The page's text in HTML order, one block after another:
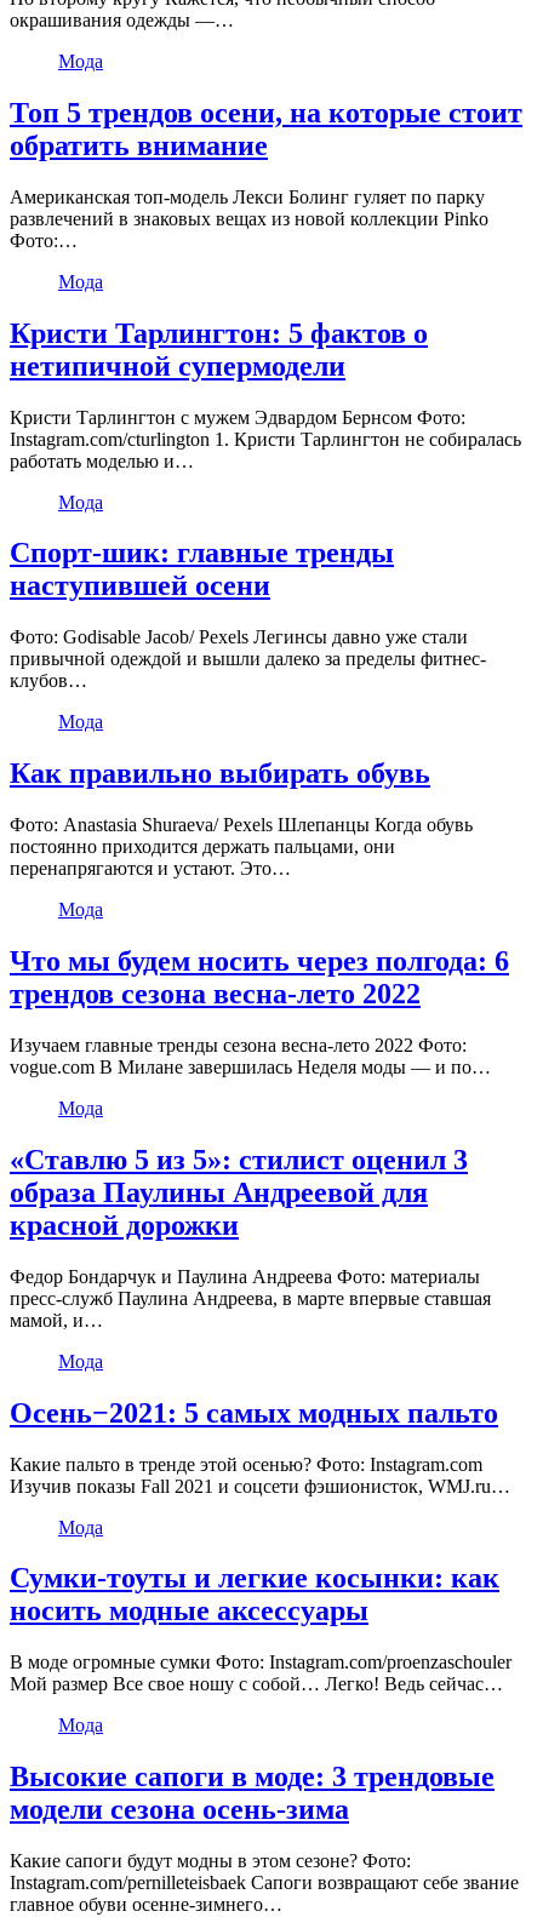
окрашивания одежды —…
Мода
Топ 5 трендов осени, на которые стоит
обратить внимание
Американская топ-модель Лекси Болинг гуляет по парку
развлечений в знаковых вещах из новой коллекции Pinko
Фото:…
Мода
Кристи Тарлингтон: 5 фактов о
нетипичной супермодели
Кристи Тарлингтон с мужем Эдвардом Бернсом Фото:
Instagram.com/cturlington 1. Кристи Тарлингтон не собиралась
работать моделью и…
Мода
Спорт-шик: главные тренды
наступившей осени
Фото: Godisable Jacob/ Pexels Легинсы давно уже стали
привычной одеждой и вышли далеко за пределы фитнес-
клубов…
Мода
Как правильно выбирать обувь
Фото: Anastasia Shuraeva/ Pexels Шлепанцы Когда обувь
постоянно приходится держать пальцами, они
перенапрягаются и устают. Это…
Мода
Что мы будем носить через полгода: 6
трендов сезона весна-лето 2022
Изучаем главные тренды сезона весна-лето 2022 Фото:
vogue.com В Милане завершилась Неделя моды — и по…
Мода
«Ставлю 5 из 5»: стилист оценил 3
образа Паулины Андреевой для
красной дорожки
Федор Бондарчук и Паулина Андреева Фото: материалы
пресс-служб Паулина Андреева, в марте впервые ставшая
мамой, и…
Мода
Осень−2021: 5 самых модных пальто
Какие пальто в тренде этой осенью? Фото: Instagram.com
Изучив показы Fall 2021 и соцсети фэшионисток, WMJ.ru…
Мода
Сумки-тоуты и легкие косынки: как
носить модные аксессуары
В моде огромные сумки Фото: Instagram.com/proenzaschouler
Мой размер Все свое ношу с собой… Легко! Ведь сейчас…
Мода
Высокие сапоги в моде: 3 трендовые
модели сезона осень-зима
Какие сапоги будут модны в этом сезоне? Фото:
Instagram.com/pernilleteisbaek Сапоги возвращают себе звание
главное обуви осенне-зимнего…